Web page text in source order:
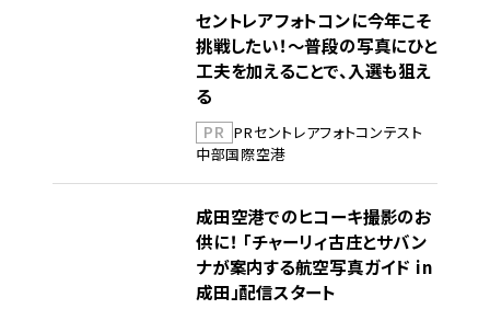
セントレアフォトコンに今年こそ
挑戦したい！～普段の写真にひと
工夫を加えることで、入選も狙え
る
PR PRセントレアフォトコンテスト
中部国際空港
成田空港でのヒコーキ撮影のお
供に！ 「チャーリィ古庄とサバン
ナが案内する航空写真ガイド in
成田」配信スタート